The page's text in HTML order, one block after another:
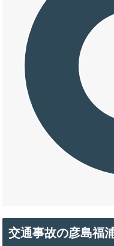
交通事故の彦島福